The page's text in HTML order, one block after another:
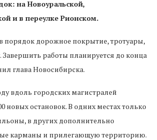
на Новоуральской,
и в переулке Рионском.
порядок дорожное покрытие, тротуары,
Завершить работы планируется до конца
глава Новосибирска.
вдоль городских магистралей
новых остановок. В одних местах только
в других дополнительно
карманы и прилегающую территорию.